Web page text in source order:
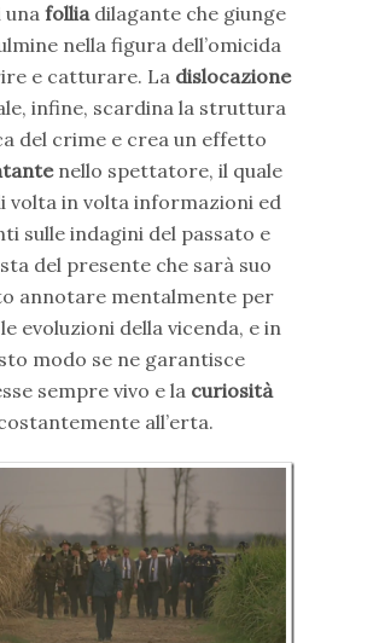
una folliadilagante che giunge
nella figura dell’omicida
e catturare. La dislocazione
infine, scardina la struttura
del crime e crea un effetto
nello spettatore, il quale
volta in volta informazioni ed
sulle indagini del passato e
del presente che sarà suo
annotare mentalmente per
evoluzioni della vicenda, e in
modo se ne garantisce
sempre vivo e la curiosità
all’erta.